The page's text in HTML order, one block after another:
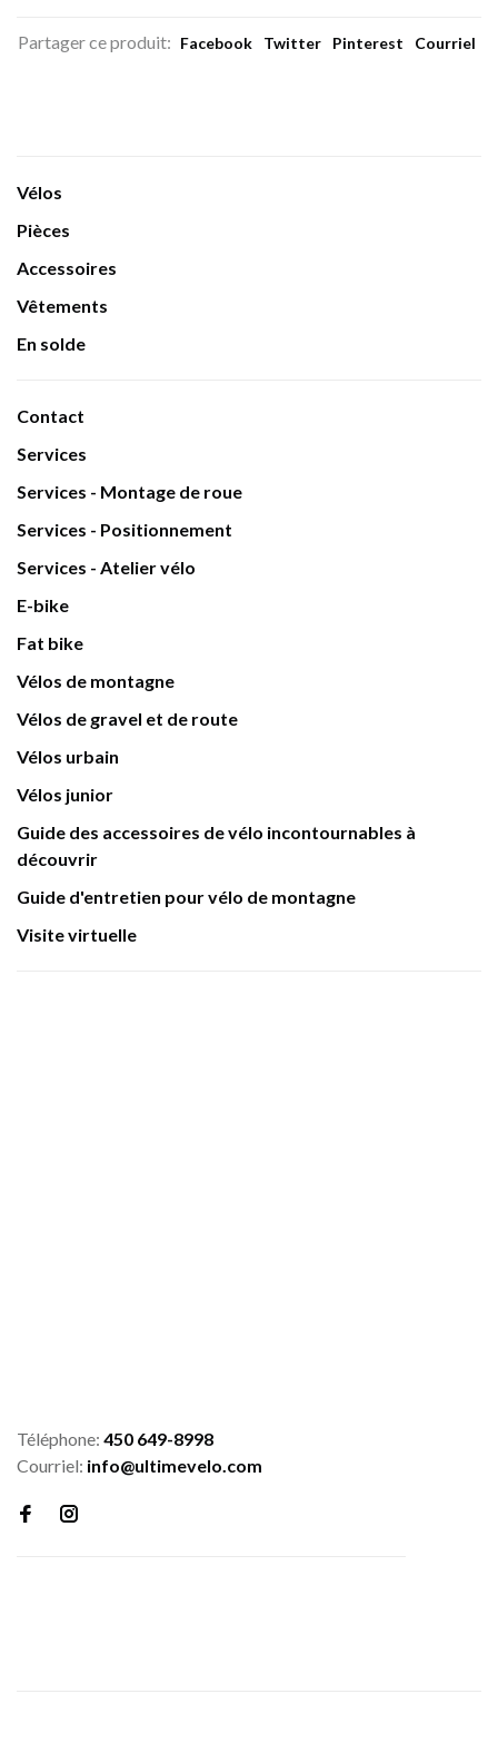
Partager ce produit: Facebook Twitter Pinterest Courriel
Vélos
Pièces
Accessoires
Vêtements
En solde
Contact
Services
Services - Montage de roue
Services - Positionnement
Services - Atelier vélo
E-bike
Fat bike
Vélos de montagne
Vélos de gravel et de route
Vélos urbain
Vélos junior
Guide des accessoires de vélo incontournables à
découvrir
Guide d'entretien pour vélo de montagne
Visite virtuelle
Téléphone: 450 649-8998
Courriel: info@ultimevelo.com